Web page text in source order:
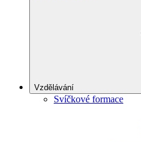
Vzdělávání
Svíčkové formace